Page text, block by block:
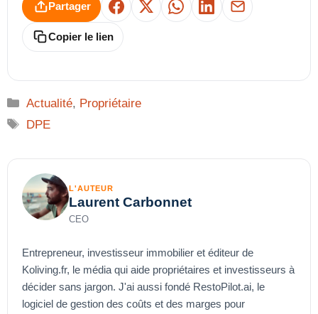
Partager Facebook
X WhatsAppLinkedInE-mail
Copier le lien
Catégories
Actualité, Propriétaire
Étiquettes
DPE
L'AUTEUR
Laurent Carbonnet
CEO
Entrepreneur, investisseur immobilier et éditeur de
Koliving.fr, le média qui aide propriétaires et investisseurs à
décider sans jargon. J'ai aussi fondé RestoPilot.ai, le
logiciel de gestion des coûts et des marges pour